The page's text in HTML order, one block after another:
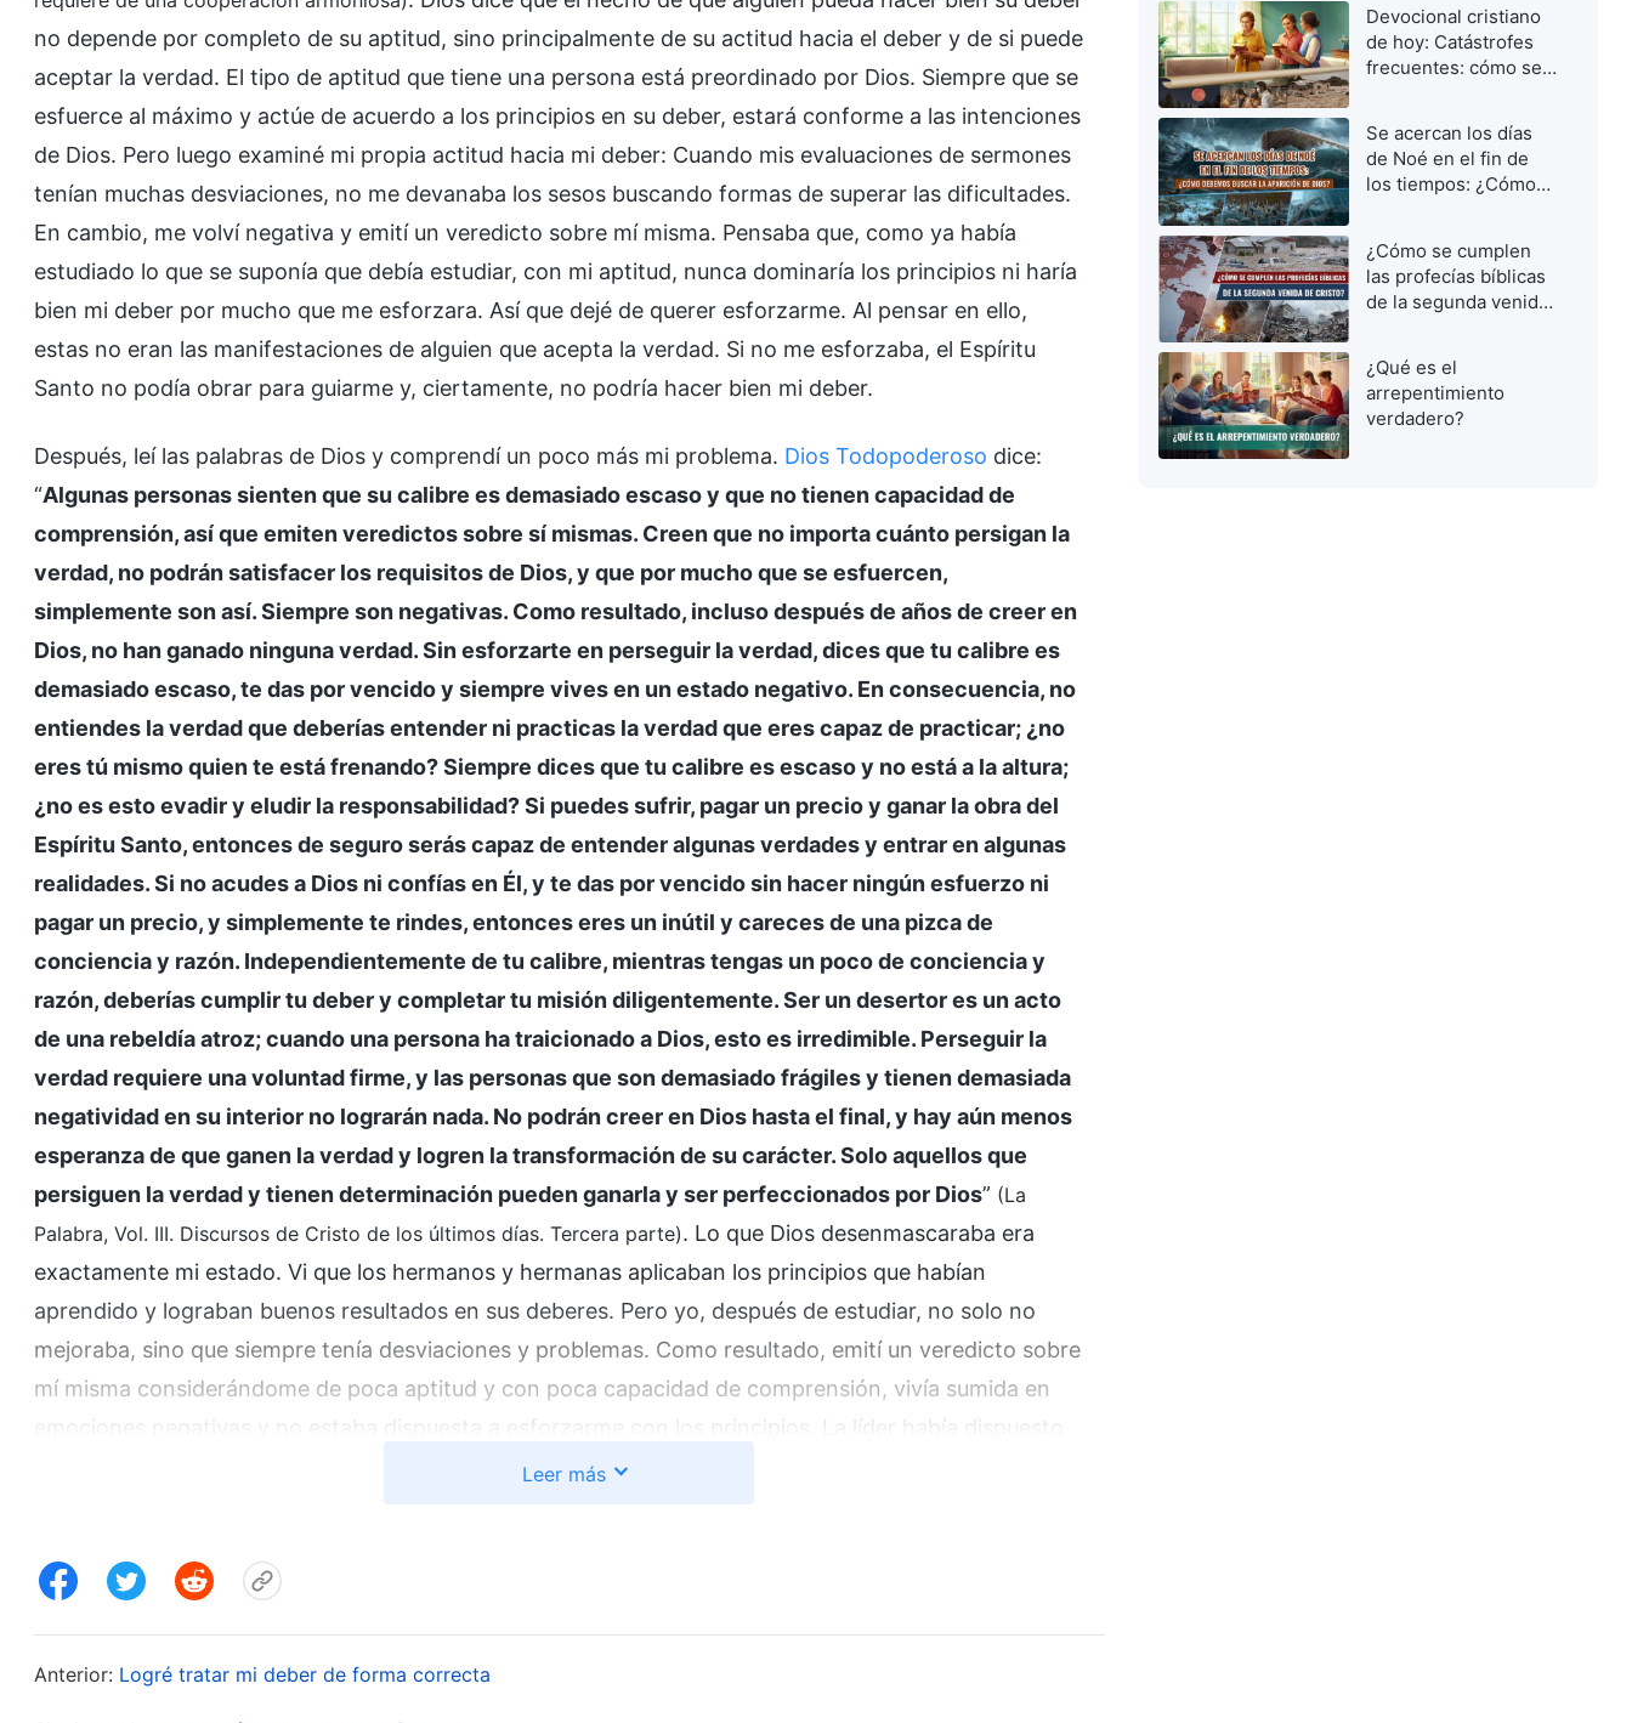
no depende por completo de su aptitud, sino principalmente de su actitud hacia el deber y de si puede
aceptar la verdad. El tipo de aptitud que tiene una persona está preordinado por Dios. Siempre que se
esfuerce al máximo y actúe de acuerdo a los principios en su deber, estará conforme a las intenciones
de Dios. Pero luego examiné mi propia actitud hacia mi deber: Cuando mis evaluaciones de sermones
tenían muchas desviaciones, no me devanaba los sesos buscando formas de superar las dificultades.
En cambio, me volví negativa y emití un veredicto sobre mí misma. Pensaba que, como ya había
estudiado lo que se suponía que debía estudiar, con mi aptitud, nunca dominaría los principios ni haría
bien mi deber por mucho que me esforzara. Así que dejé de querer esforzarme. Al pensar en ello,
estas no eran las manifestaciones de alguien que acepta la verdad. Si no me esforzaba, el Espíritu
Santo no podía obrar para guiarme y, ciertamente, no podría hacer bien mi deber.
Después, leí las palabras de Dios y comprendí un poco más mi problema. Dios Todopoderoso dice:
“Algunas personas sienten que su calibre es demasiado escaso y que no tienen capacidad de
comprensión, así que emiten veredictos sobre sí mismas. Creen que no importa cuánto persigan la
verdad, no podrán satisfacer los requisitos de Dios, y que por mucho que se esfuercen,
simplemente son así. Siempre son negativas. Como resultado, incluso después de años de creer en
Dios, no han ganado ninguna verdad. Sin esforzarte en perseguir la verdad, dices que tu calibre es
demasiado escaso, te das por vencido y siempre vives en un estado negativo. En consecuencia, no
entiendes la verdad que deberías entender ni practicas la verdad que eres capaz de practicar; ¿no
eres tú mismo quien te está frenando? Siempre dices que tu calibre es escaso y no está a la altura;
¿no es esto evadir y eludir la responsabilidad? Si puedes sufrir, pagar un precio y ganar la obra del
Espíritu Santo, entonces de seguro serás capaz de entender algunas verdades y entrar en algunas
realidades. Si no acudes a Dios ni confías en Él, y te das por vencido sin hacer ningún esfuerzo ni
pagar un precio, y simplemente te rindes, entonces eres un inútil y careces de una pizca de
conciencia y razón. Independientemente de tu calibre, mientras tengas un poco de conciencia y
razón, deberías cumplir tu deber y completar tu misión diligentemente. Ser un desertor es un acto
de una rebeldía atroz; cuando una persona ha traicionado a Dios, esto es irredimible. Perseguir la
verdad requiere una voluntad firme, y las personas que son demasiado frágiles y tienen demasiada
negatividad en su interior no lograrán nada. No podrán creer en Dios hasta el final, y hay aún menos
esperanza de que ganen la verdad y logren la transformación de su carácter. Solo aquellos que
persiguen la verdad y tienen determinación pueden ganarla y ser perfeccionados por Dios” (La
Palabra, Vol. III. Discursos de Cristo de los últimos días. Tercera parte). Lo que Dios desenmascaraba era
exactamente mi estado. Vi que los hermanos y hermanas aplicaban los principios que habían
aprendido y lograban buenos resultados en sus deberes. Pero yo, después de estudiar, no solo no
mejoraba, sino que siempre tenía desviaciones y problemas. Como resultado, emití un veredicto sobre
mí misma considerándome de poca aptitud y con poca capacidad de comprensión, vivía sumida en
emociones negativas y no estaba dispuesta a esforzarme con los principios. La líder había dispuesto
que Zhao Ying me guiara, lo cual era beneficioso tanto para mí como para el trabajo. Pero cuando vi
Dios por no darme una buena aptitud y volví a emitir un veredicto sobre mí misma, considerándome
dispuesta a esforzarme en reflexionar sobre los principios. Vi que era demasiado frágil y me faltaba
Leer más
Anterior: Logré tratar mi deber de forma correcta
Devocional cristiano
de hoy: Catástrofes
frecuentes: cómo ser
al Señor
Se acercan los días
de Noé en el fin de
los tiempos: ¿Cómo
¿Cómo se cumplen
las profecías bíblicas
de la segunda venida
¿Qué es el
arrepentimiento
verdadero?